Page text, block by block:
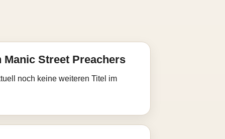
Manic Street Preachers
noch keine weiteren Titel im